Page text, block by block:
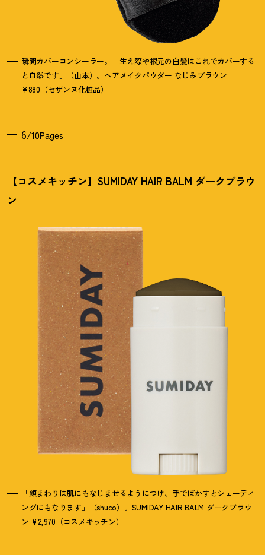
瞬間カバーコンシーラー。「生え際や根元の白髪はこれでカバーする
と自然です」（山本）。ヘアメイクパウダー なじみブラウン
¥880（セザンヌ化粧品）
6/10Pages
【コスメキッチン】SUMIDAY HAIR BALM ダークブラウ
ン
「顔まわりは肌にもなじませるようにつけ、手でぼかすとシェーディ
ングにもなります」（shuco）。SUMIDAY HAIR BALM ダークブラウ
ン ¥2,970（コスメキッチン）